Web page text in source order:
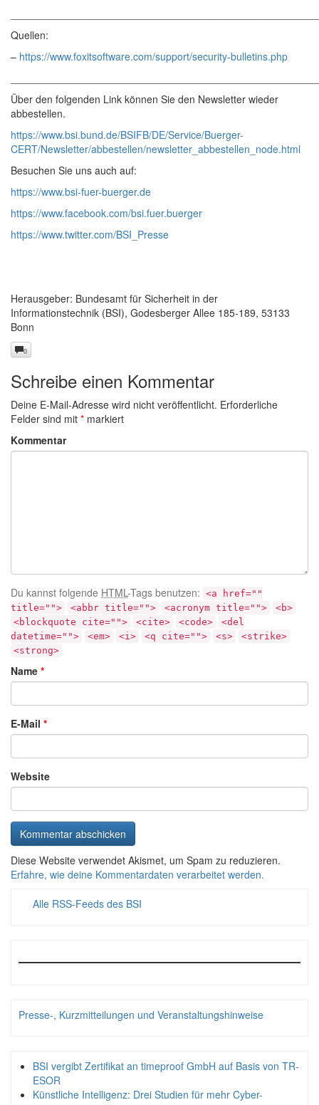
Quellen:
– https://www.foxitsoftware.com/support/security-bulletins.php
Über den folgenden Link können Sie den Newsletter wieder
abbestellen.
https://www.bsi.bund.de/BSIFB/DE/Service/Buerger-
CERT/Newsletter/abbestellen/newsletter_abbestellen_node.html
Besuchen Sie uns auch auf:
https://www.bsi-fuer-buerger.de
https://www.facebook.com/bsi.fuer.buerger
https://www.twitter.com/BSI_Presse
Herausgeber: Bundesamt für Sicherheit in der
Informationstechnik (BSI), Godesberger Allee 185-189, 53133
Bonn
0
Schreibe einen Kommentar
Deine E-Mail-Adresse wird nicht veröffentlicht. Erforderliche
Felder sind mit * markiert
Kommentar
Du kannst folgende HTML-Tags benutzen: <a href=""
title="">
<abbr title=""> <acronym title="">
<b>
<blockquote cite="">
<cite> <code>
<del
datetime="">
<em> <i> <q cite=""> <s>
<strike>
<strong>
Name *
E-Mail *
Website
Diese Website verwendet Akismet, um Spam zu reduzieren.
Erfahre, wie deine Kommentardaten verarbeitet werden.
Alle RSS-Feeds des BSI
Presse-, Kurzmitteilungen und Veranstaltungshinweise
BSI vergibt Zertifikat an timeproof GmbH auf Basis von TR-
ESOR
Künstliche Intelligenz: Drei Studien für mehr Cyber-